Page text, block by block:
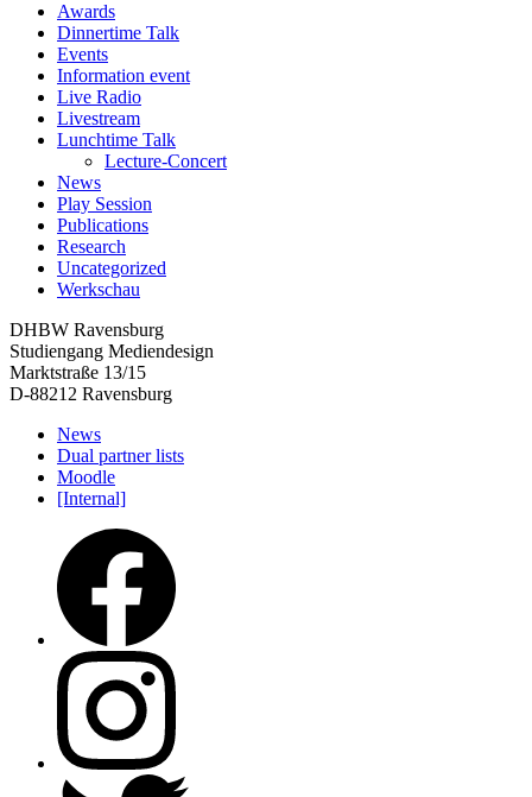
Awards
Dinnertime Talk
Events
Information event
Live Radio
Livestream
Lunchtime Talk
Lecture-Concert
News
Play Session
Publications
Research
Uncategorized
Werkschau
DHBW Ravensburg
Studiengang Mediendesign
Marktstraße 13/15
D-88212 Ravensburg
News
Dual partner lists
Moodle
[Internal]